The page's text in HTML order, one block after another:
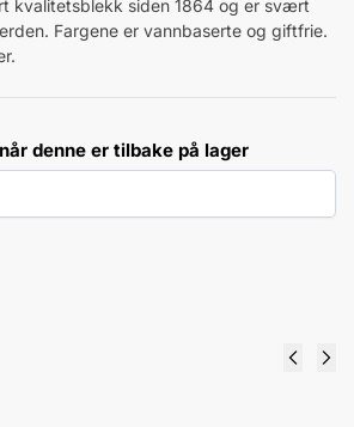
kvalitetsblekk siden 1864 og er svært
Fargene er vannbaserte og giftfrie.
denne er tilbake på lager